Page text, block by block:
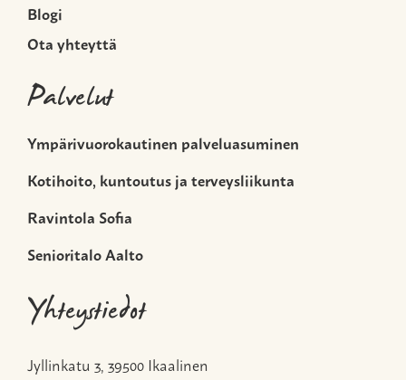
Blogi
Ota yhteyttä
Palvelut
Ympärivuorokautinen palveluasuminen
Kotihoito, kuntoutus ja terveysliikunta
Ravintola Sofia
Senioritalo Aalto
Yhteystiedot
Jyllinkatu 3, 39500 Ikaalinen